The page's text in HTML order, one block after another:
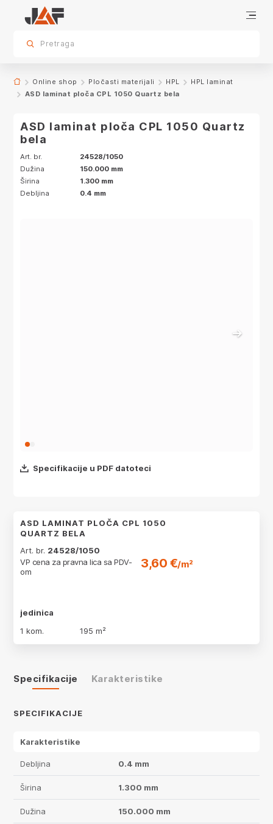
sr.skip-to.main-content
sr.skip-to.table-of-contents
sr.skip-to.main-navigation
Specifikacije
Karakteristike
Pretraga
Online shop Pločasti materijali HPL
HPL laminat
ASD laminat ploča CPL 1050 Quartz bela
ASD laminat ploča CPL 1050 Quartz
bela
Art. br.
24528/1050
Dužina
150.000 mm
Širina
1.300 mm
Debljina
0.4 mm
Specifikacije u PDF datoteci
ASD LAMINAT PLOČA CPL 1050
QUARTZ BELA
Art. br. 24528/1050
VP cena za pravna lica sa PDV-
om
3,60 €/m²
jedinica
1 kom.
195 m²
Specifikacije Karakteristike
SPECIFIKACIJE
Karakteristike
Debljina 0.4 mm
Širina 1.300 mm
Dužina 150.000 mm